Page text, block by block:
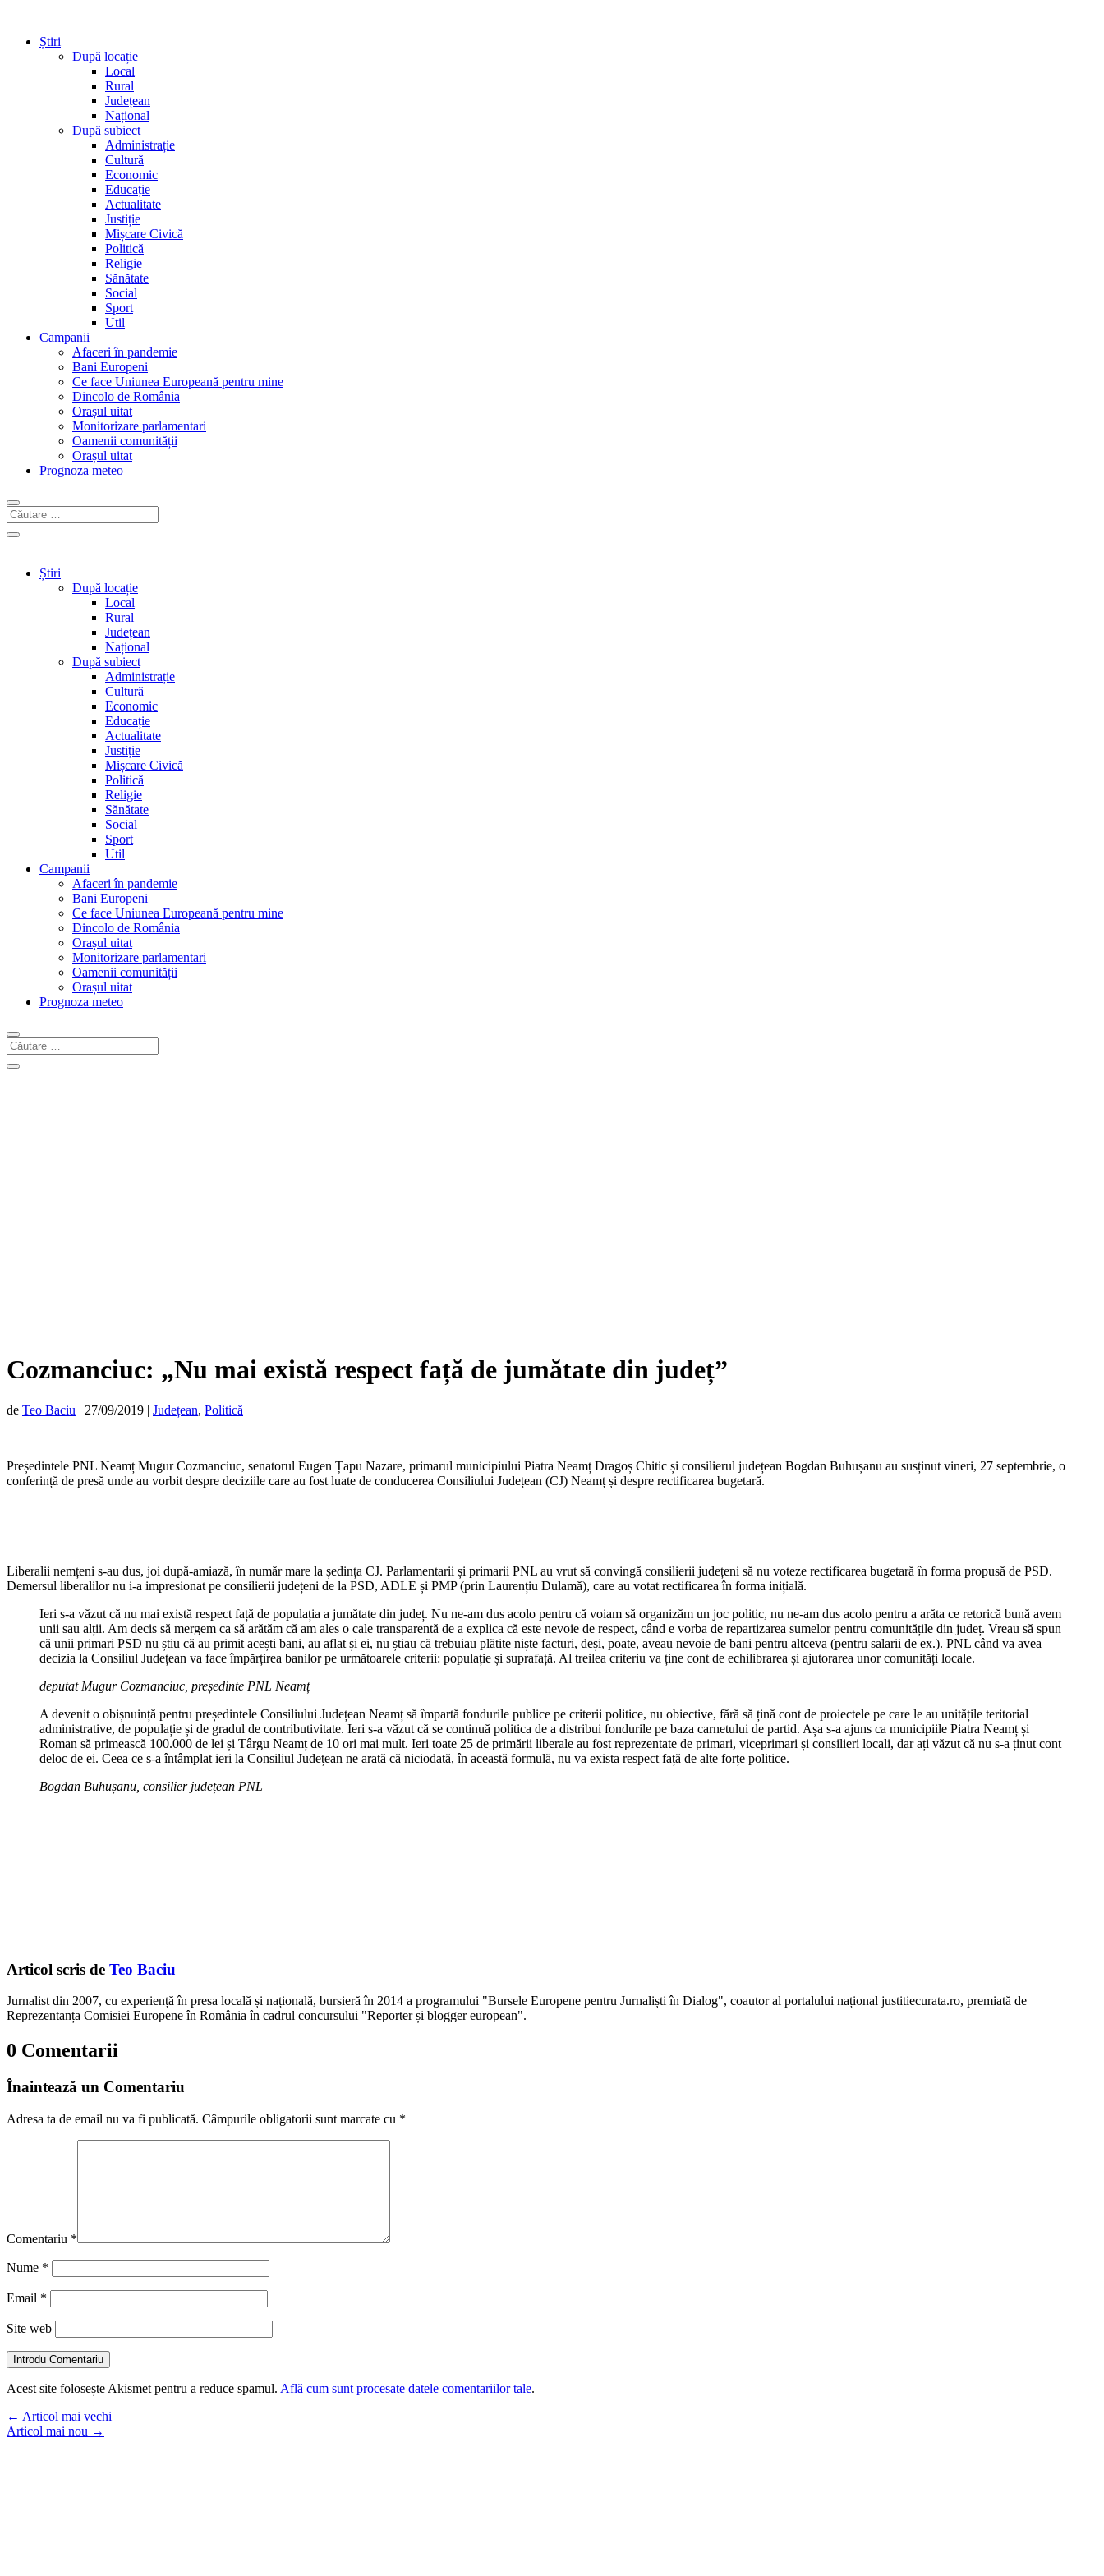
Știri
După locație
Local
Rural
Județean
Național
După subiect
Administrație
Cultură
Economic
Educație
Actualitate
Justiție
Mișcare Civică
Politică
Religie
Sănătate
Social
Sport
Util
Campanii
Afaceri în pandemie
Bani Europeni
Ce face Uniunea Europeană pentru mine
Dincolo de România
Orașul uitat
Monitorizare parlamentari
Oamenii comunității
Orașul uitat
Prognoza meteo
Știri
După locație
Local
Rural
Județean
Național
După subiect
Administrație
Cultură
Economic
Educație
Actualitate
Justiție
Mișcare Civică
Politică
Religie
Sănătate
Social
Sport
Util
Campanii
Afaceri în pandemie
Bani Europeni
Ce face Uniunea Europeană pentru mine
Dincolo de România
Orașul uitat
Monitorizare parlamentari
Oamenii comunității
Orașul uitat
Prognoza meteo
Cozmanciuc: „Nu mai există respect față de jumătate din județ”
de Teo Baciu | 27/09/2019 | Județean, Politică
Președintele PNL Neamț Mugur Cozmanciuc, senatorul Eugen Țapu Nazare, primarul municipiului Piatra Neamț Dragoș Chitic și consilierul județean Bogdan Buhușanu au susținut vineri, 27 septembrie, o
conferință de presă unde au vorbit despre deciziile care au fost luate de conducerea Consiliului Județean (CJ) Neamț și despre rectificarea bugetară.
Liberalii nemțeni s-au dus, joi după-amiază, în număr mare la ședința CJ. Parlamentarii și primarii PNL au vrut să convingă consilierii județeni să nu voteze rectificarea bugetară în forma propusă de PSD.
Demersul liberalilor nu i-a impresionat pe consilierii județeni de la PSD, ADLE și PMP (prin Laurențiu Dulamă), care au votat rectificarea în forma inițială.
Ieri s-a văzut că nu mai există respect față de populația a jumătate din județ. Nu ne-am dus acolo pentru că voiam să organizăm un joc politic, nu ne-am dus acolo pentru a arăta ce retorică bună avem
unii sau alții. Am decis să mergem ca să arătăm că am ales o cale transparentă de a explica că este nevoie de respect, când e vorba de repartizarea sumelor pentru comunitățile din județ. Vreau să spun
că unii primari PSD nu știu că au primit acești bani, au aflat și ei, nu știau că trebuiau plătite niște facturi, deși, poate, aveau nevoie de bani pentru altceva (pentru salarii de ex.). PNL când va avea
decizia la Consiliul Județean va face împărțirea banilor pe următoarele criterii: populație și suprafață. Al treilea criteriu va ține cont de echilibrarea și ajutorarea unor comunități locale.
deputat Mugur Cozmanciuc, președinte PNL Neamț
A devenit o obișnuință pentru președintele Consiliului Județean Neamț să împartă fondurile publice pe criterii politice, nu obiective, fără să țină cont de proiectele pe care le au unitățile teritorial
administrative, de populație și de gradul de contributivitate. Ieri s-a văzut că se continuă politica de a distribui fondurile pe baza carnetului de partid. Așa s-a ajuns ca municipiile Piatra Neamț și
Roman să primească 100.000 de lei și Târgu Neamț de 10 ori mai mult. Ieri toate 25 de primării liberale au fost reprezentate de primari, viceprimari și consilieri locali, dar ați văzut că nu s-a ținut cont
deloc de ei. Ceea ce s-a întâmplat ieri la Consiliul Județean ne arată că niciodată, în această formulă, nu va exista respect față de alte forțe politice.
Bogdan Buhușanu, consilier județean PNL
Articol scris de Teo Baciu
Jurnalist din 2007, cu experiență în presa locală și națională, bursieră în 2014 a programului "Bursele Europene pentru Jurnaliști în Dialog", coautor al portalului național justitiecurata.ro, premiată de
Reprezentanța Comisiei Europene în România în cadrul concursului "Reporter și blogger european".
0 Comentarii
Înaintează un Comentariu
Adresa ta de email nu va fi publicată. Câmpurile obligatorii sunt marcate cu *
Comentariu *
Nume *
Email *
Site web
Introdu Comentariu
Acest site folosește Akismet pentru a reduce spamul. Află cum sunt procesate datele comentariilor tale.
← Articol mai vechi
Articol mai nou →